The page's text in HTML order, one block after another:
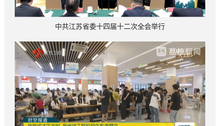
中共江苏省委十四届十二次全会举行